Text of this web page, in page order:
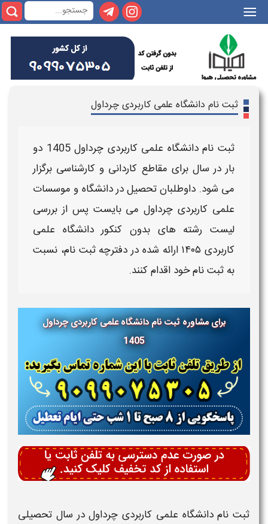
|||
ثبت نام دانشگاه علمی کاربردی چرداول
ثبت نام دانشگاه علمی کاربردی چرداول1405
دو
بار در سال برای مقاطع کاردانی و کارشناسی برگزار
می شود. داوطلبان تحصیل دردانشگاه و موسسات
علمی کاربردی چرداولمی بایست پس از بررسی
لیست رشته های بدون کنکور دانشگاه علمی
کاربردی ۱۴۰۵ ارائه شده در دفترچه ثبت نام، نسبت
به ثبت نام خود اقدام کنند.
برای مشاوره ثبت نام دانشگاه علمی کاربردی چرداول
1405
ثبت نام دانشگاه علمی کاربردی چرداول در سال تحصیلی